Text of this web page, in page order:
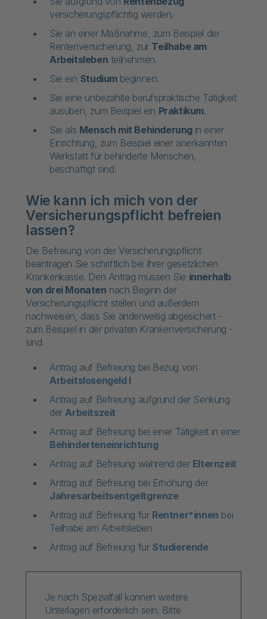
versicherungspflichtig werden.
Sie an einer Maßnahme, zum Beispiel der
Rentenversicherung, zur Teilhabe am
Arbeitsleben teilnehmen.
Sie ein Studium beginnen.
Sie eine unbezahlte berufspraktische Tätigkeit
ausüben, zum Beispiel ein Praktikum.
Sie als Mensch mit Behinderung in einer
Einrichtung, zum Beispiel einer anerkannten
Werkstatt für behinderte Menschen,
beschäftigt sind.
Wie kann ich mich von der
Versicherungspflicht befreien
lassen?
Die Befreiung von der Versicherungspflicht
beantragen Sie schriftlich bei Ihrer gesetzlichen
Krankenkasse. Den Antrag müssen Sie innerhalb
von drei Monaten nach Beginn der
Versicherungspflicht stellen und außerdem
nachweisen, dass Sie anderweitig abgesichert -
zum Beispiel in der privaten Krankenversicherung -
sind.
Antrag auf Befreiung bei Bezug von
Arbeitslosengeld I
Antrag auf Befreiung aufgrund der Senkung
derArbeitszeit
Antrag auf Befreiung bei einer Tätigkeit in einer
Behinderteneinrichtung
Antrag auf Befreiung während der Elternzeit
Antrag auf Befreiung bei Erhöhung der
Jahresarbeitsentgeltgrenze
Antrag auf Befreiung für Rentner*innen bei
Teilhabe am Arbeitsleben
Antrag auf Befreiung für Studierende
Je nach Spezialfall können weitere
Unterlagen erforderlich sein. Bitte